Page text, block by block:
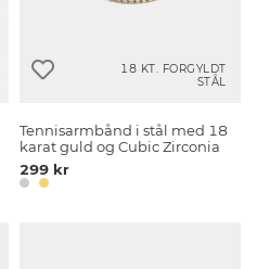
18 KT. FORGYLDT
STÅL
Tennisarmbånd i stål med 18
karat guld og Cubic Zirconia
299 kr